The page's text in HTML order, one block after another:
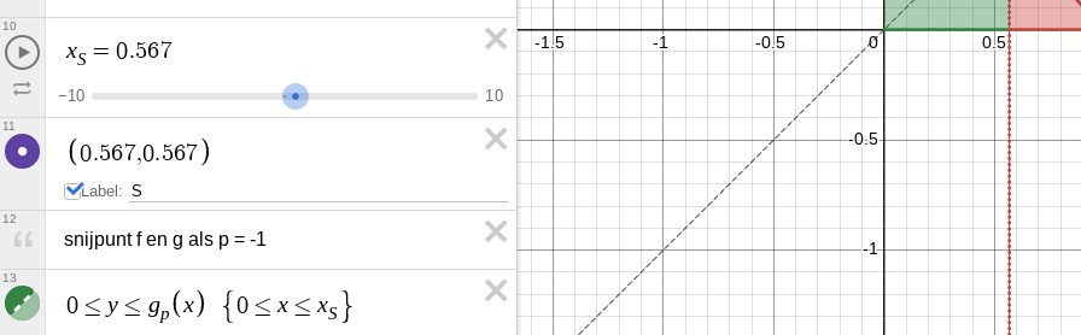
xS = 0.567
−10 1 0
10
0.567,0.567
Label:
11
snijpunt f en g als p = -1
12
0 ≤ y ≤ gp x 0 ≤ x ≤ xS
13